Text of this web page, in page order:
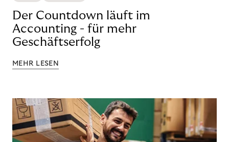
Der Countdown läuft im
Accounting - für mehr
Geschäftserfolg
MEHR LESEN